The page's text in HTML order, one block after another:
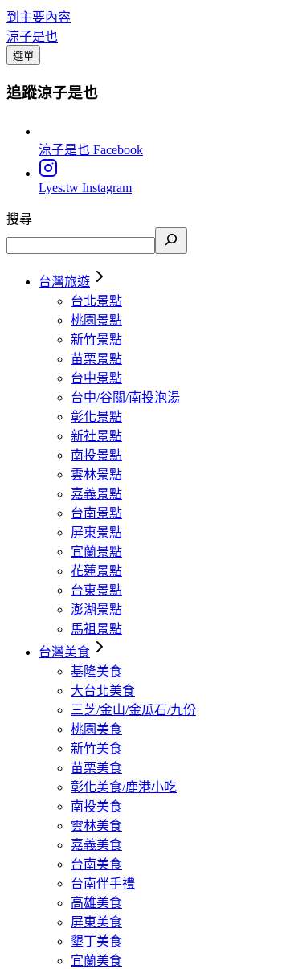
到主要內容
涼子是也
選單
追蹤涼子是也
涼子是也 Facebook
Lyes.tw Instagram
搜尋
台灣旅遊
台北景點
桃園景點
新竹景點
苗栗景點
台中景點
台中/谷關/南投泡湯
彰化景點
新社景點
南投景點
雲林景點
嘉義景點
台南景點
屏東景點
宜蘭景點
花蓮景點
台東景點
澎湖景點
馬祖景點
台灣美食
基隆美食
大台北美食
三芝/金山/金瓜石/九份
桃園美食
新竹美食
苗栗美食
彰化美食/鹿港小吃
南投美食
雲林美食
嘉義美食
台南美食
台南伴手禮
高雄美食
屏東美食
墾丁美食
宜蘭美食